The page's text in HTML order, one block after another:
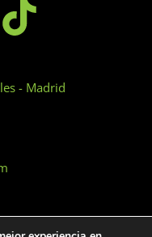
- Madrid